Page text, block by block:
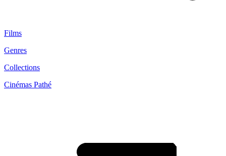
Films
Genres
Collections
Cinémas Pathé